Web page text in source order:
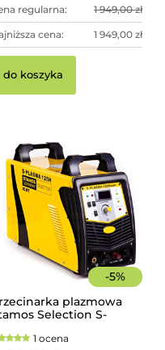
regularna: 1 949,00 zł
cena: 1 949,00 zł
do koszyka
-5%
plazmowa
Selection S-
1 ocena